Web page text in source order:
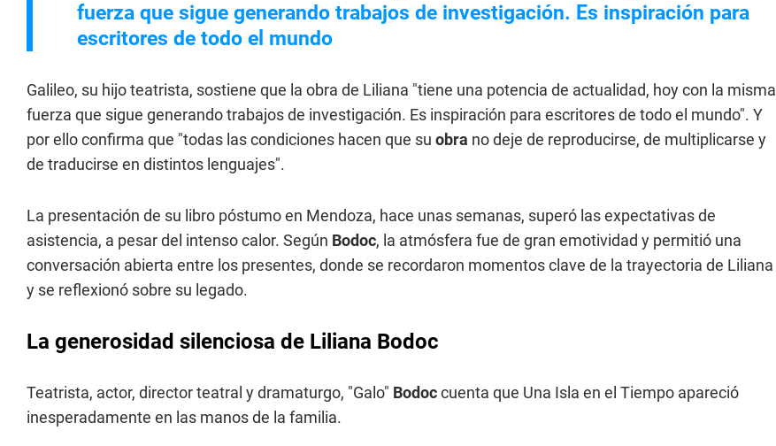
fuerza que sigue generando trabajos de investigación. Es inspiración para
escritores de todo el mundo
Galileo, su hijo teatrista, sostiene que la obra de Liliana "tiene una potencia de actualidad, hoy con la misma
fuerza que sigue generando trabajos de investigación. Es inspiración para escritores de todo el mundo". Y
por ello confirma que "todas las condiciones hacen que su obra no deje de reproducirse, de multiplicarse y
de traducirse en distintos lenguajes".
La presentación de su libro póstumo en Mendoza, hace unas semanas, superó las expectativas de
asistencia, a pesar del intenso calor. Según Bodoc, la atmósfera fue de gran emotividad y permitió una
conversación abierta entre los presentes, donde se recordaron momentos clave de la trayectoria de Liliana
y se reflexionó sobre su legado.
La generosidad silenciosa de Liliana Bodoc
Teatrista, actor, director teatral y dramaturgo, "Galo" Bodoccuenta que Una Isla en el Tiempo apareció
inesperadamente en las manos de la familia.